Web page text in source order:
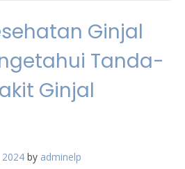
Ginjal
Tanda-
Ginjal
by adminelp